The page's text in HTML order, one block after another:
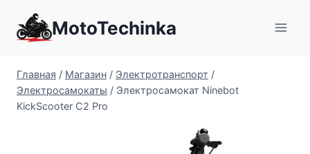
содержимому
MotoTechinka
Главная / Магазин / Электротранспорт /
Электросамокаты / Электросамокат Ninebot
KickScooter C2 Pro